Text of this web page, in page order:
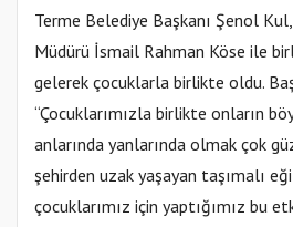
Terme Belediye Başkanı Şenol
Müdürü İsmail Rahman Köse ile
gelerek çocuklarla birlikte oldu.
“Çocuklarımızla birlikte onların
anlarında yanlarında olmak çok
şehirden uzak yaşayan taşımalı
çocuklarımız için yaptığımız bu